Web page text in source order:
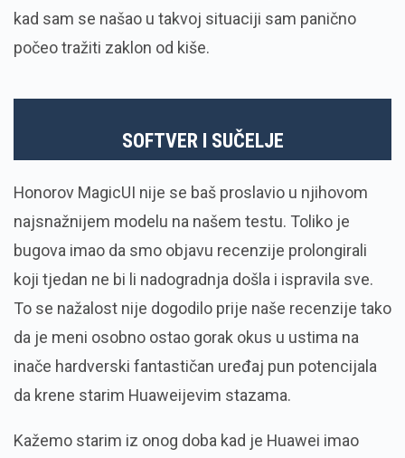
kad sam se našao u takvoj situaciji sam panično
počeo tražiti zaklon od kiše.
SOFTVER I SUČELJE
Honorov MagicUI nije se baš proslavio u njihovom
najsnažnijem modelu na našem testu. Toliko je
bugova imao da smo objavu recenzije prolongirali
koji tjedan ne bi li nadogradnja došla i ispravila sve.
To se nažalost nije dogodilo prije naše recenzije tako
da je meni osobno ostao gorak okus u ustima na
inače hardverski fantastičan uređaj pun potencijala
da krene starim Huaweijevim stazama.
Kažemo starim iz onog doba kad je Huawei imao